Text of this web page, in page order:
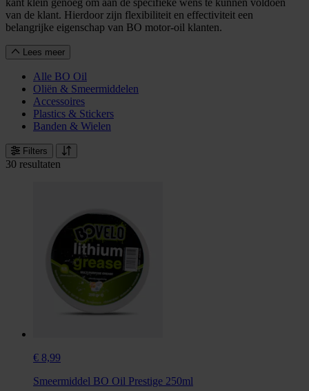
kant klein genoeg om aan de specifieke wens te kunnen voldoen
van de klant. Hierdoor zijn flexibiliteit en effectiviteit een
belangrijke eigenschap van BO motor-oil klanten.
Lees meer
Alle BO Oil
Oliën & Smeermiddelen
Accessoires
Plastics & Stickers
Banden & Wielen
Filters
30 resultaten
€ 8,99
Smeermiddel BO Oil Prestige 250ml